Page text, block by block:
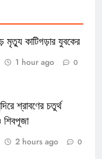
মৃত্যু কাটিগড়ার যুবকের
1 hour ago 0
শ্রাবণের চতুর্থ
2 hours ago 0